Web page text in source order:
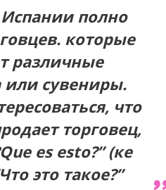
полно
которые
различные
или сувениры.
что
торговец,
es esto?” (ке
это такое?”